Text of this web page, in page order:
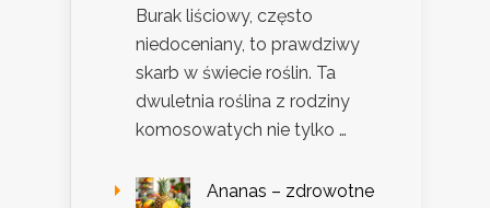
Burak liściowy, często
niedoceniany, to prawdziwy
skarb w świecie roślin. Ta
dwuletnia roślina z rodziny
komosowatych nie tylko …
Ananas – zdrowotne